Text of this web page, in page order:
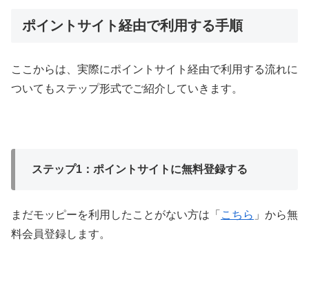
ポイントサイト経由で利用する手順
ここからは、実際にポイントサイト経由で利用する流れに
ついてもステップ形式でご紹介していきます。
ステップ1：ポイントサイトに無料登録する
まだモッピーを利用したことがない方は「 こちら 」から無
料会員登録します。